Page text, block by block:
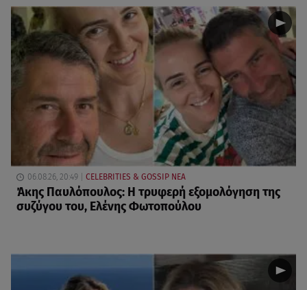
06.08.26, 20:49 CELEBRITIES & GOSSIP ΝΕΑ
Άκης Παυλόπουλος: Η τρυφερή εξομολόγηση της
συζύγου του, Ελένης Φωτοπούλου